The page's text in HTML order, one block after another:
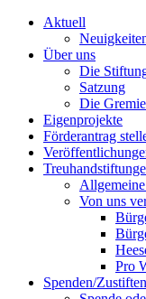
Aktuell
Über uns
Die
Satzung
Die
Eigenprojekte
Förderantrag
Von uns
Pro
Spenden/Zustiften